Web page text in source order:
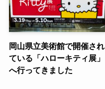
岡山県立美術館で開催され
ている「ハローキティ展」
へ行ってきました